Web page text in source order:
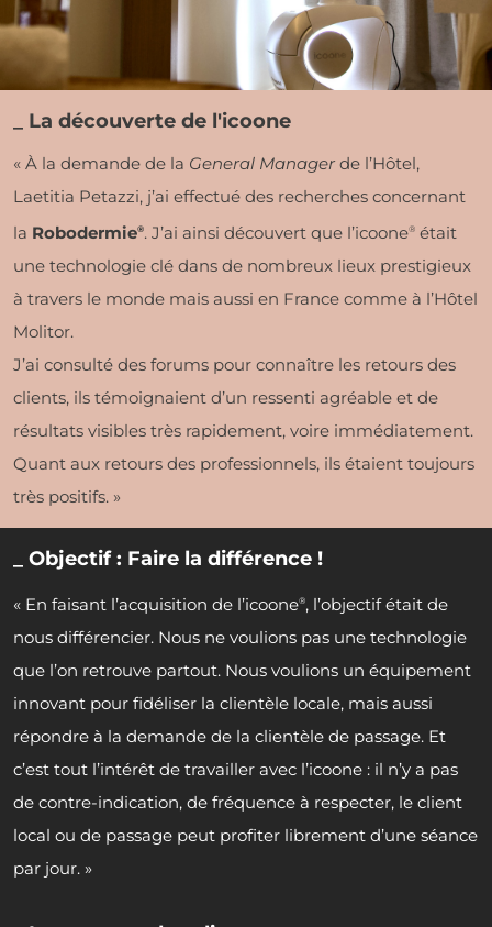
_ La découverte de l'icoone
« À la demande de la General Managerde l’Hôtel,
Laetitia Petazzi, j’ai effectué des recherches concernant
la Robodermie®. J’ai ainsi découvert que l’icoone® était
une technologie clé dans de nombreux lieux prestigieux
à travers le monde mais aussi en France comme à l’Hôtel
Molitor.
J’ai consulté des forums pour connaître les retours des
clients, ils témoignaient d’un ressenti agréable et de
résultats visibles très rapidement, voire immédiatement.
Quant aux retours des professionnels, ils étaient toujours
très positifs. »
_ Objectif : Faire la différence !
« En faisant l’acquisition de l’icoone®, l’objectif était de
nous différencier. Nous ne voulions pas une technologie
que l’on retrouve partout. Nous voulions un équipement
innovant pour fidéliser la clientèle locale, mais aussi
répondre à la demande de la clientèle de passage. Et
c’est tout l’intérêt de travailler avec l’icoone : il n’y a pas
de contre-indication, de fréquence à respecter, le client
local ou de passage peut profiter librement d’une séance
par jour. »